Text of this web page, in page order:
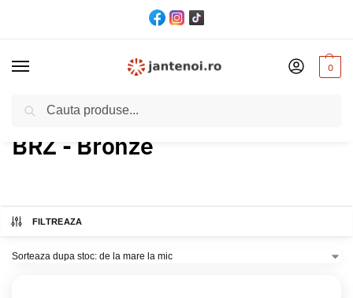
0
Acasă Produs Culoare / BRZ - Bronze
BRZ - Bronze
FILTREAZA